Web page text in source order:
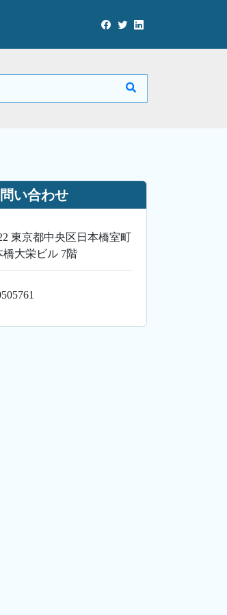
い合わせ
東京都中央区日本橋室町
橋大栄ビル 7階